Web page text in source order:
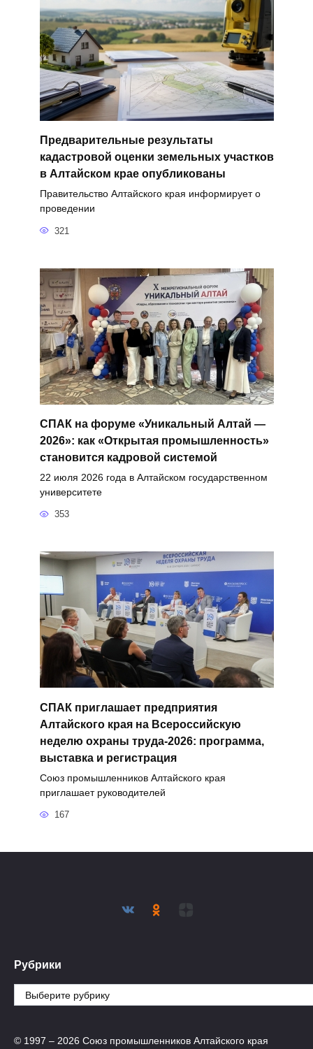
Предварительные результаты
кадастровой оценки земельных участков
в Алтайском крае опубликованы
Правительство Алтайского края информирует о
проведении
321
СПАК на форуме «Уникальный Алтай —
2026»: как «Открытая промышленность»
становится кадровой системой
22 июля 2026 года в Алтайском государственном
университете
353
СПАК приглашает предприятия
Алтайского края на Всероссийскую
неделю охраны труда-2026: программа,
выставка и регистрация
Союз промышленников Алтайского края
приглашает руководителей
167
Рубрики
Рубрики
© 1997 – 2026 Союз промышленников Алтайского края